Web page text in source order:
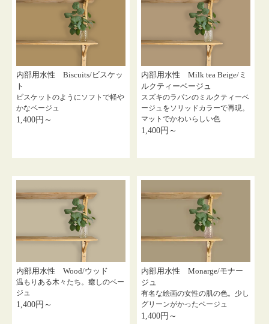
内部用水性 Biscuits/ビスケッ
ト
ビスケットのようにソフトで軽や
かなベージュ
1,400円～
内部用水性 Milk tea Beige/ミ
ルクティーベージュ
スズキのラパンのミルクティーベ
ージュをソリッドカラーで再現。
マットでかわいらしい色
1,400円～
内部用水性 Wood/ウッド
温もりある木々たち。癒しのベー
ジュ
1,400円～
内部用水性 Monarge/モナー
ジュ
有名な絵画の女性の肌の色。少し
グリーンがかったベージュ
1,400円～